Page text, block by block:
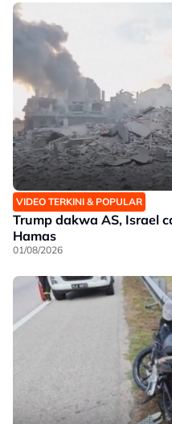
VIDEO TERKINI & POPULAR
Trump dakwa AS, Israel
Hamas
01/08/2026